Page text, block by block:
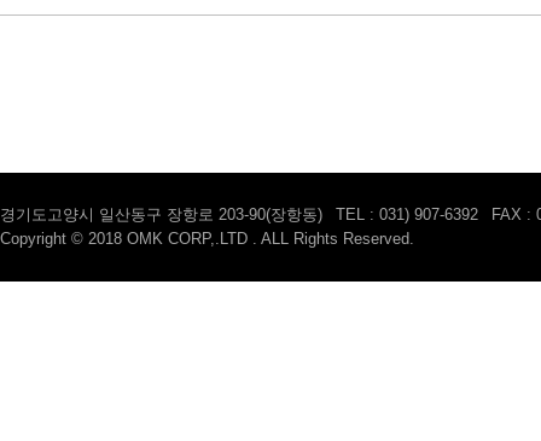
경기도고양시 일산동구 장항로 203-90(장항동) TEL : 031) 907-6392
FAX :
Copyright © 2018 OMK CORP,.LTD . ALL Rights Reserved.